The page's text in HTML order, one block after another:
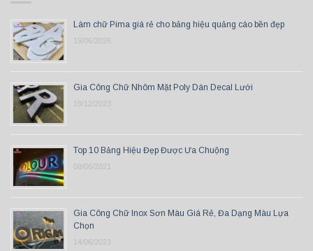
Làm chữ Pima giá rẻ cho bảng hiệu quảng cáo bền đẹp
19/06/2026
Gia Công Chữ Nhôm Mặt Poly Dán Decal Lưới
19/12/2023
Top 10 Bảng Hiệu Đẹp Được Ưa Chuộng
08/06/2021
Gia Công Chữ Inox Sơn Màu Giá Rẻ, Đa Dạng Màu Lựa
Chọn
14/06/2023